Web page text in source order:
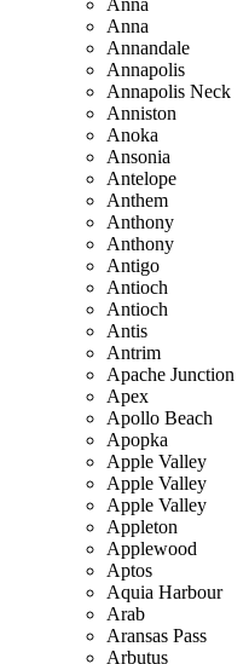
Anna
Annandale
Annapolis
Annapolis Neck
Anniston
Anoka
Ansonia
Antelope
Anthem
Anthony
Anthony
Antigo
Antioch
Antioch
Antis
Antrim
Apache Junction
Apex
Apollo Beach
Apopka
Apple Valley
Apple Valley
Apple Valley
Appleton
Applewood
Aptos
Aquia Harbour
Arab
Aransas Pass
Arbutus